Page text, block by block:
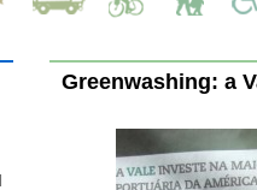
Greenwashing: a